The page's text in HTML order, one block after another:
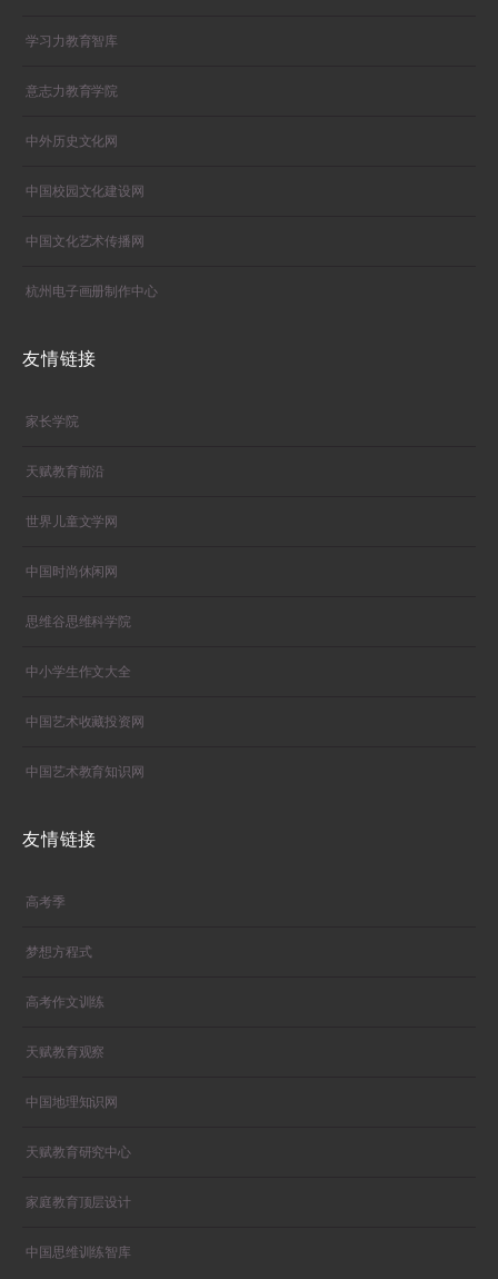
学习力教育智库
意志力教育学院
中外历史文化网
中国校园文化建设网
中国文化艺术传播网
杭州电子画册制作中心
友情链接
家长学院
天赋教育前沿
世界儿童文学网
中国时尚休闲网
思维谷思维科学院
中小学生作文大全
中国艺术收藏投资网
中国艺术教育知识网
友情链接
高考季
梦想方程式
高考作文训练
天赋教育观察
中国地理知识网
天赋教育研究中心
家庭教育顶层设计
中国思维训练智库